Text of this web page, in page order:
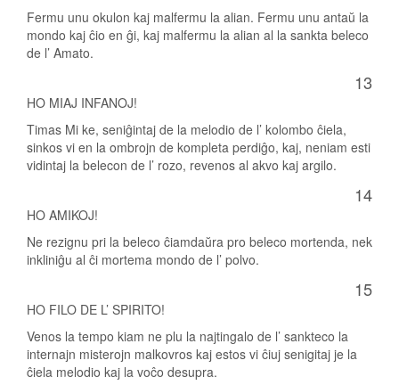
Fermu unu okulon kaj malfermu la alian. Fermu unu antaŭ la
mondo kaj ĉio en ĝi, kaj malfermu la alian al la sankta beleco
de l’ Amato.
13
HO MIAJ INFANOJ!
Timas Mi ke, seniĝintaj de la melodio de l’ kolombo ĉiela,
sinkos vi en la ombrojn de kompleta perdiĝo, kaj, neniam esti
vidintaj la belecon de l’ rozo, revenos al akvo kaj argilo.
14
HO AMIKOJ!
Ne rezignu pri la beleco ĉiamdaŭra pro beleco mortenda, nek
inkliniĝu al ĉi mortema mondo de l’ polvo.
15
HO FILO DE L’ SPIRITO!
Venos la tempo kiam ne plu la najtingalo de l’ sankteco la
internajn misterojn malkovros kaj estos vi ĉiuj senigitaj je la
ĉiela melodio kaj la voĉo desupra.